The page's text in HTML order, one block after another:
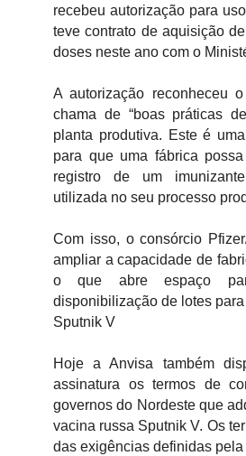
recebeu autorização para
teve contrato de aquisição
doses neste ano com o
A autorização reconheceu
chama de “boas práticas
planta produtiva. Este é
para que uma fábrica
registro de um
utilizada no seu processo
Com isso, o consórcio
ampliar a capacidade de
o que abre espaço
disponibilização de lotes
Sputnik V
Hoje a Anvisa também
assinatura os termos de
governos do Nordeste que
vacina russa Sputnik V. Os
das exigências definidas